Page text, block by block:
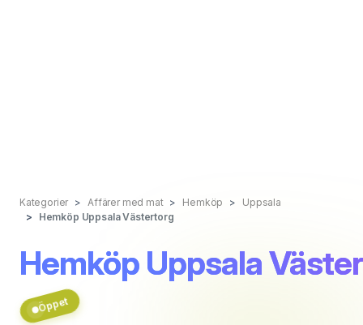
Kategorier Affärer med mat Hemköp
Uppsala
Hemköp Uppsala Västertorg
Hemköp Uppsala
Öppet